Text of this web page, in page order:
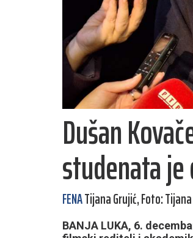
Dušan
studenata
FENATijana Grujić, Foto:
BANJA LUKA, 6.